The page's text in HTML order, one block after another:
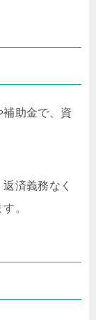
助金で、資
済義務なく
。